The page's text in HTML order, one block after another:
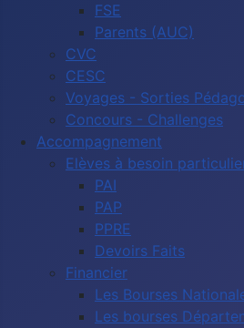
FSE
Parents (AUC)
CVC
CESC
Voyages - Sorties
Concours - Challenges
Accompagnement
Elèves à besoin
PAI
PAP
PPRE
Devoirs Faits
Financier
Les Bourses
Les bourses